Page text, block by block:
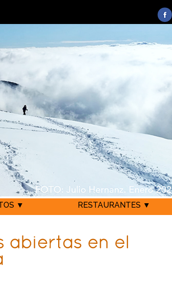
▼ RESTAURANTES ▼
abiertas en el